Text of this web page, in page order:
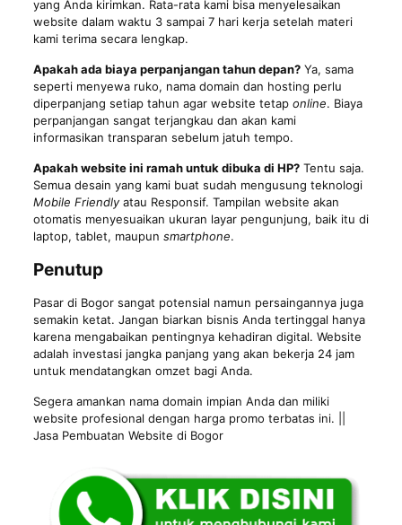
yang Anda kirimkan. Rata-rata kami bisa menyelesaikan
website dalam waktu 3 sampai 7 hari kerja setelah materi
kami terima secara lengkap.
Apakah ada biaya perpanjangan tahun depan?Ya, sama
seperti menyewa ruko, nama domain dan hosting perlu
diperpanjang setiap tahun agar website tetap online. Biaya
perpanjangan sangat terjangkau dan akan kami
informasikan transparan sebelum jatuh tempo.
Apakah website ini ramah untuk dibuka di HP?Tentu saja.
Semua desain yang kami buat sudah mengusung teknologi
Mobile Friendlyatau Responsif. Tampilan website akan
otomatis menyesuaikan ukuran layar pengunjung, baik itu di
laptop, tablet, maupun smartphone.
Penutup
Pasar di Bogor sangat potensial namun persaingannya juga
semakin ketat. Jangan biarkan bisnis Anda tertinggal hanya
karena mengabaikan pentingnya kehadiran digital. Website
adalah investasi jangka panjang yang akan bekerja 24 jam
untuk mendatangkan omzet bagi Anda.
Segera amankan nama domain impian Anda dan miliki
website profesional dengan harga promo terbatas ini. ||
Jasa Pembuatan Website di Bogor